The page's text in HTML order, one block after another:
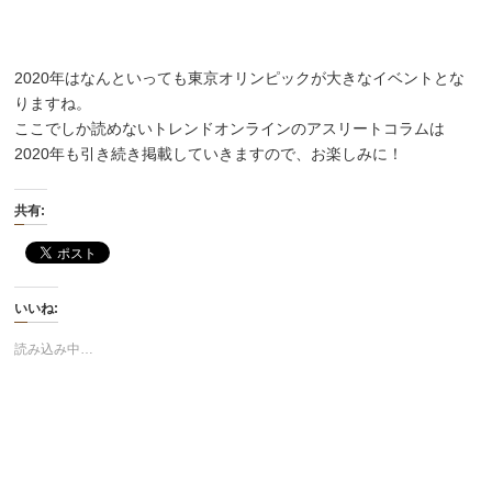
2020年はなんといっても東京オリンピックが大きなイベントとな
りますね。
ここでしか読めないトレンドオンラインのアスリートコラムは
2020年も引き続き掲載していきますので、お楽しみに！
共有:
いいね:
読み込み中…